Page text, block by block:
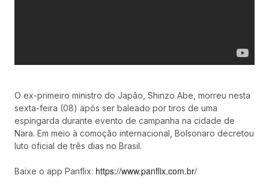
O ex-primeiro ministro do Japão, Shinzo Abe, morreu nesta
sexta-feira (08) após ser baleado por tiros de uma
espingarda durante evento de campanha na cidade de
Nara. Em meio à comoção internacional, Bolsonaro decretou
luto oficial de três dias no Brasil.
Baixe o app Panflix: https://www.panflix.com.br/